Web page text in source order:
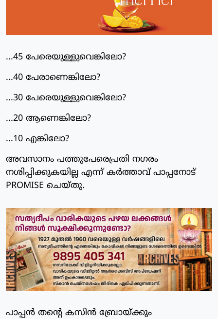
...45 പേരെയുള്ളുവെങ്കിലോ?
...40 പേരാണെങ്കിലോ?
...30 പേരെയുള്ളുവെങ്കിലോ?
...20 ആണെങ്കിലോ?
...10 എങ്കിലോ?
അവസാനം പത്തുപേരെപ്രതി നഗരം
നശിപ്പിക്കുകയില്ല എന്ന് കര്‍ത്താവ് പാപ്പനോട്
PROMISE ചെയ്തു.
പാപ്പന്‍ തന്റെ കസിന്‍ ബ്രോയ്ക്കും